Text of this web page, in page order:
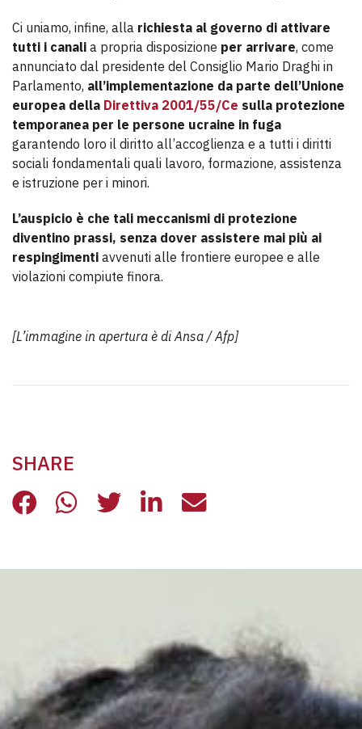
Ci uniamo, infine, alla richiesta al governo di attivare
tutti i canali a propria disposizione per arrivare, come
annunciato dal presidente del Consiglio Mario Draghi in
Parlamento, all’implementazione da parte dell’Unione
europea della Direttiva 2001/55/Ce sulla protezione
temporanea per le persone ucraine in fuga
garantendo loro il diritto all’accoglienza e a tutti i diritti
sociali fondamentali quali lavoro, formazione, assistenza
e istruzione per i minori.
L’auspicio è che tali meccanismi di protezione
diventino prassi, senza dover assistere mai più ai
respingimenti avvenuti alle frontiere europee e alle
violazioni compiute finora.
[L’immagine in apertura è di Ansa / Afp]
SHARE
UCRAINA, ERO STRANIERO:
UCRAINA, ERO STRANIERO:
UCRAINA, ERO
UCRAINA, ERO
UCRAINA, ERO